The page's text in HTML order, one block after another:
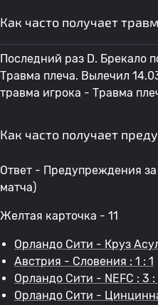
Как часто получает
Последний раз D. Брекало
Травма плеча. Вылечил
травма игрока - Травма
Как часто получает
Ответ - Предупреждения
матча)
Желтая карточка - 11
Орландо Сити - Круз
Австрия - Словения : 1 : 1
Орландо Сити - NEFC : 3 :
Орландо Сити -